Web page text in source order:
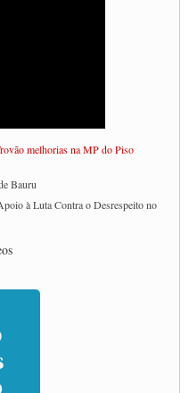
melhorias na MP do Piso
Bauru
à Luta Contra o Desrespeito no
diálogo com Lula
de debate sobre saúde nas
rodoviário de cargas na
e Caminhoneiros Autonomos